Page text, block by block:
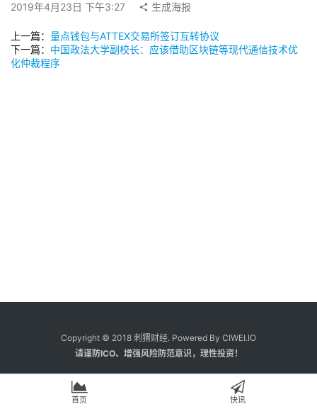
2019年4月23日 下午3:27 生成海报
上一篇： 量点钱包与ATTEX交易所签订互转协议
下一篇： 中国政法大学副校长：应该借助区块链等现代通信技术优
化仲裁程序
Copyright © 2018 刺猬财经. Powered By CIWEI.IO
请谨防ICO、增强风险防范意识，理性投资！
首页 快讯